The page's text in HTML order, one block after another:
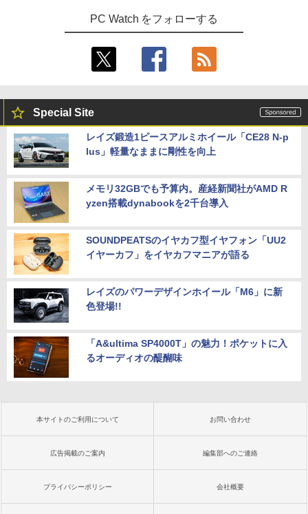
PC Watch をフォローする
Special Site
レイズ鍛造1ピースアルミホイール「CE28 N-p
lus」軽量なままに剛性を向上
メモリ32GBでも予算内。産経新聞社がAMD R
yzen搭載dynabookを2千台導入
SOUNDPEATSのイヤカフ型イヤフォン「UU2
イヤーカフ」をイヤカフマニアが語る
レイズのパワーデザインホイール「M6」に新
色登場!!
「A&ultima SP4000T」の魅力！ポケットに入
るオーディオの醍醐味
本サイトのご利用について お問い合わせ
広告掲載のご案内 編集部へのご連絡
プライバシーポリシー 会社概要